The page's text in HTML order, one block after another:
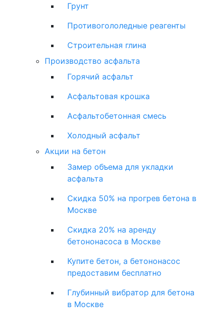
Грунт
Противогололедные реагенты
Строительная глина
Производство асфальта
Горячий асфальт
Асфальтовая крошка
Асфальтобетонная смесь
Холодный асфальт
Акции на бетон
Замер объема для укладки
асфальта
Скидка 50% на прогрев бетона в
Москве
Скидка 20% на аренду
бетононасоса в Москве
Купите бетон, а бетононасос
предоставим бесплатно
Глубинный вибратор для бетона
в Москве